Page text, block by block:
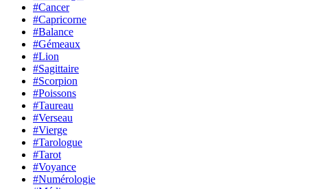
#Cancer
#Capricorne
#Balance
#Gémeaux
#Lion
#Sagittaire
#Scorpion
#Poissons
#Taureau
#Verseau
#Vierge
#Tarologue
#Tarot
#Voyance
#Numérologie